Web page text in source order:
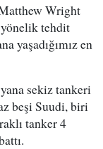
Wright
tehdit
yaşadığımız en
sekiz tankeri
beşi Suudi, biri
tanker 4